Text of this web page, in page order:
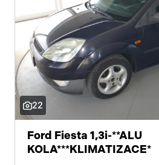
22
Ford Fiesta 1,3i-**ALU
KOLA***KLIMATIZACE*